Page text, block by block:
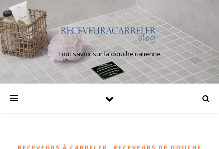
Tout savoir sur la douche italienne
,